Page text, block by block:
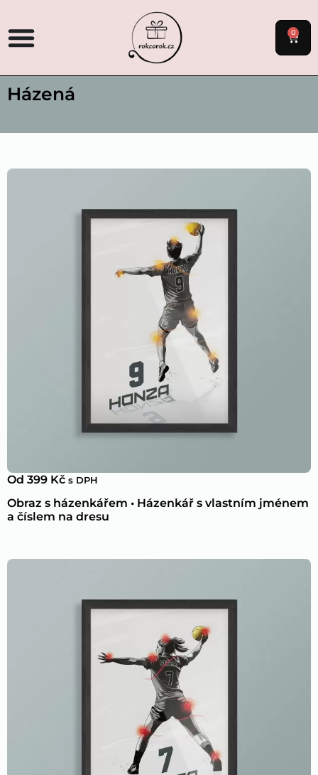
0
Házená
Od 399 Kč s DPH
Obraz s házenkářem • Házenkář s vlastním jménem
a číslem na dresu